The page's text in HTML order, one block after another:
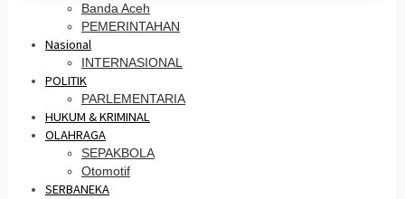
Banda Aceh
PEMERINTAHAN
Nasional
INTERNASIONAL
POLITIK
PARLEMENTARIA
HUKUM & KRIMINAL
OLAHRAGA
SEPAKBOLA
Otomotif
SERBANEKA